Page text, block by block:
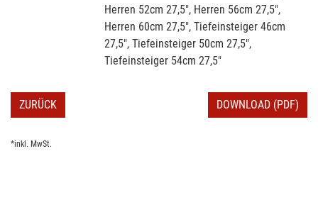
Herren 52cm 27,5", Herren 56cm 27,5",
Herren 60cm 27,5", Tiefeinsteiger 46cm
27,5", Tiefeinsteiger 50cm 27,5",
Tiefeinsteiger 54cm 27,5"
ZURÜCK DOWNLOAD (PDF)
*inkl. MwSt.